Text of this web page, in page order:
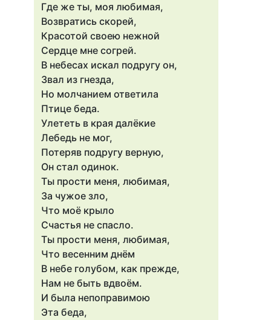
Где же ты, моя любимая,
Возвратись скорей,
Красотой своею нежной
Сердце мне согрей.
В небесах искал подругу он,
Звал из гнезда,
Но молчанием ответила
Птице беда.
Улететь в края далёкие
Лебедь не мог,
Потеряв подругу верную,
Он стал одинок.
Ты прости меня, любимая,
За чужое зло,
Что моё крыло
Счастья не спасло.
Ты прости меня, любимая,
Что весенним днём
В небе голубом, как прежде,
Нам не быть вдвоём.
И была непоправимою
Эта беда,